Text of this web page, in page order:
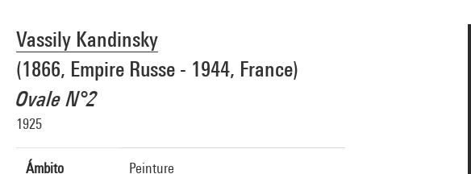
Vassily Kandinsky
(1866, Empire Russe - 1944, France)
Ovale N°2
1925
Ámbito Peinture